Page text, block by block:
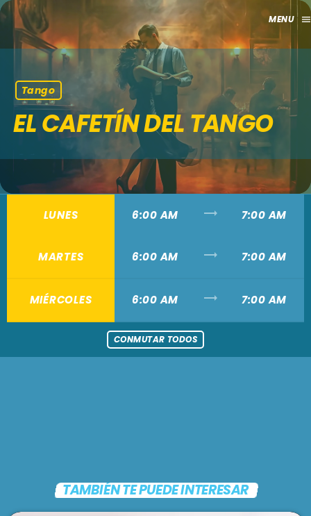
close
HOME
CLUB
APORTES
TV
GRILLA
EVENTOS keyboard_arrow_down
MALLORCA
LO NUEVO
PODCASTS
TIENDA
Tango
EL CAFETÍN DEL TANGO
LUNES 6:00 AM trending_flat 7:00 AM
MARTES 6:00 AM trending_flat 7:00 AM
MIÉRCOLES 6:00 AM trending_flat 7:00 AM
CONMUTAR TODOS
TAMBIÉN TE PUEDE INTERESAR